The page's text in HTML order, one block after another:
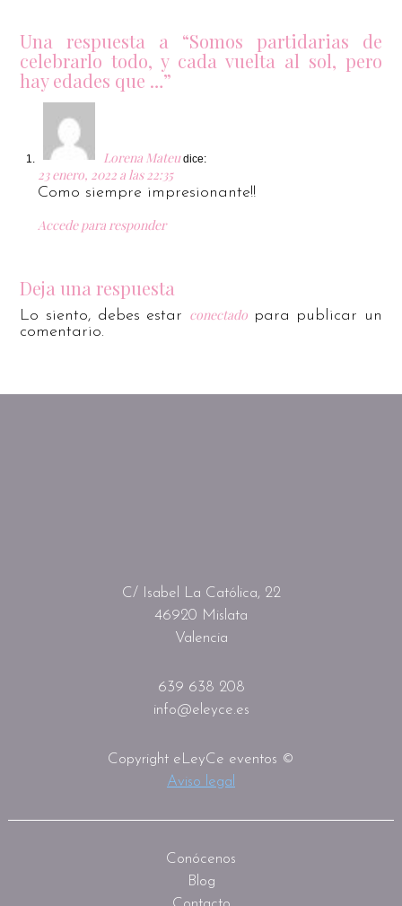
Una respuesta a “Somos partidarias de
celebrarlo todo, y cada vuelta al sol, pero
hay edades que …”
Lorena Mateu dice:
23 enero, 2022 a las 22:35
Como siempre impresionante!!
Accede para responder
Deja una respuesta
Lo siento, debes estar conectadopara publicar un
comentario.
C/ Isabel La Católica, 22
46920 Mislata
Valencia
639 638 208
info@eleyce.es
Copyright eLeyCe eventos ©
Aviso legal
Conócenos
Blog